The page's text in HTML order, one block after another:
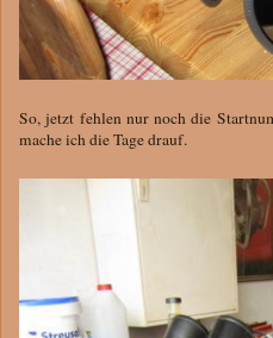
So, jetzt fehlen nur noch die
mache ich die Tage drauf.